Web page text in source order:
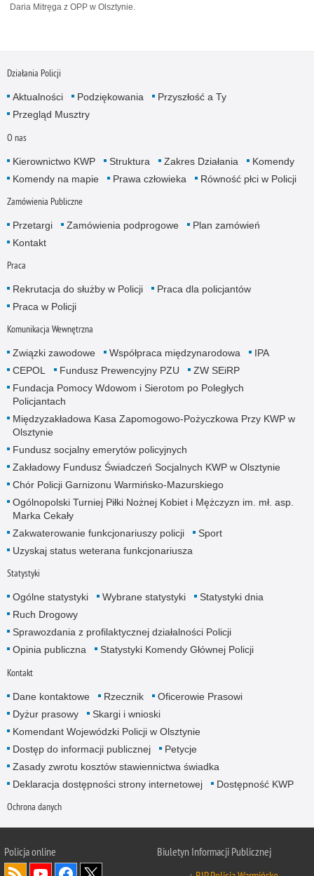
Daria Mitręga z OPP w Olsztynie.
Działania Policji
Aktualności Podziękowania
Przyszłość a Ty
Przegląd Musztry
O nas
Kierownictwo KWP Struktura Zakres Działania
Komendy
Komendy na mapie
Prawa człowieka Równość płci w Policji
Zamówienia Publiczne
Przetargi Zamówienia podprogowe
Plan zamówień
Kontakt
Praca
Rekrutacja do służby w Policji
Praca dla policjantów
Praca w Policji
Komunikacja Wewnętrzna
Związki zawodowe Współpraca międzynarodowa
IPA
CEPOL
Fundusz Prewencyjny PZU
ZW SEiRP
Fundacja Pomocy Wdowom i Sierotom po Poległych
Policjantach
Międzyzakładowa Kasa Zapomogowo-Pożyczkowa Przy KWP w
Olsztynie
Fundusz socjalny emerytów policyjnych
Zakładowy Fundusz Świadczeń Socjalnych KWP w Olsztynie
Chór Policji Garnizonu Warmińsko-Mazurskiego
Ogólnopolski Turniej Piłki Nożnej Kobiet i Mężczyzn im. mł. asp.
Marka Cekały
Zakwaterowanie funkcjonariuszy policji
Sport
Uzyskaj status weterana funkcjonariusza
Statystyki
Ogólne statystyki Wybrane statystyki
Statystyki dnia
Ruch Drogowy
Sprawozdania z profilaktycznej działalności Policji
Opinia publiczna
Statystyki Komendy Głównej Policji
Kontakt
Dane kontaktowe Rzecznik
Oficerowie Prasowi
Dyżur prasowy
Skargi i wnioski
Komendant Wojewódzki Policji w Olsztynie
Dostęp do informacji publicznej
Petycje
Zasady zwrotu kosztów stawiennictwa świadka
Deklaracja dostępności strony internetowej
Dostępność KWP
Ochrona danych
Policja online
Biuletyn Informacji Publicznej